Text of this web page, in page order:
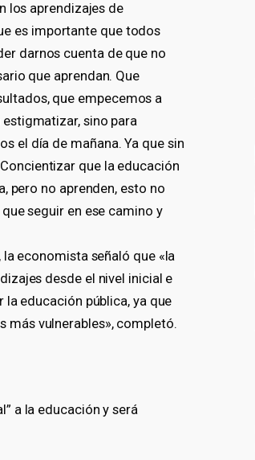
los aprendizajes de
es importante que todos
darnos cuenta de que no
que aprendan. Que
que empecemos a
sino para
el día de mañana. Ya que sin
que la educación
pero no aprenden, esto no
seguir en ese camino y
economista señaló que «la
desde el nivel inicial e
educación pública, ya que
más vulnerables», completó.
a la educación y será